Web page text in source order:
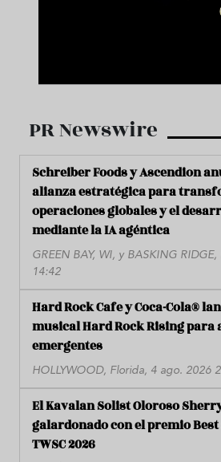
PR Newswire
Schreiber Foods y Ascendion
alianza estratégica para
operaciones globales y el
mediante la IA agéntica
GREEN BAY, WI, y BASKING
14:42
Hard Rock Cafe y Coca-Cola®
musical Hard Rock Rising
emergentes
HOLLYWOOD, Florida, 4 ago. 2026
El Kavalan Solist Oloroso
galardonado con el premio
TWSC 2026